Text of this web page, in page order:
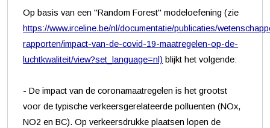
Op basis van een "Random Forest" modeloefening (zie
https://www.irceline.be/nl/documentatie/publicaties/
rapporten/impact-van-de-covid-19-maatregelen-op-de-
luchtkwaliteit/view?set_language=nl) blijkt het volgende:
- De impact van de coronamaatregelen is het grootst
voor de typische verkeersgerelateerde polluenten (NOx,
NO2 en BC). Op verkeersdrukke plaatsen lopen de